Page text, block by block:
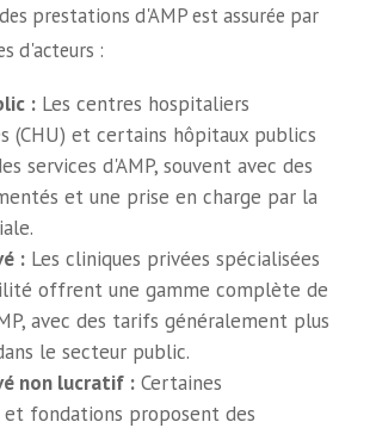
prestations d'AMP est assurée par
d'acteurs :
: Les centres hospitaliers
(CHU) et certains hôpitaux publics
services d'AMP, souvent avec des
et une prise en charge par la
: Les cliniques privées spécialisées
offrent une gamme complète de
avec des tarifs généralement plus
le secteur public.
non lucratif : Certaines
et fondations proposent des